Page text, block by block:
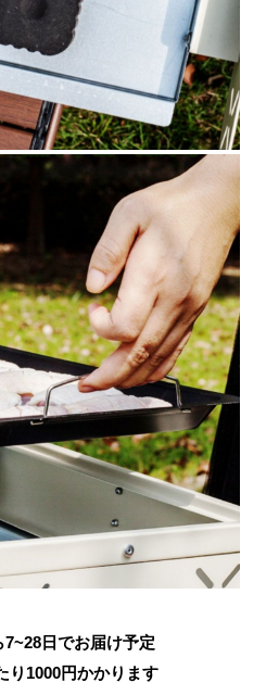
日でお届け予定
り 1000円かかります